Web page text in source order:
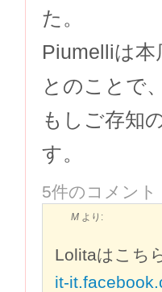
た。
Piumelliは
とのことで
もしご存知
す。
5件のコメント
M より:
Lolitaはこち
it-